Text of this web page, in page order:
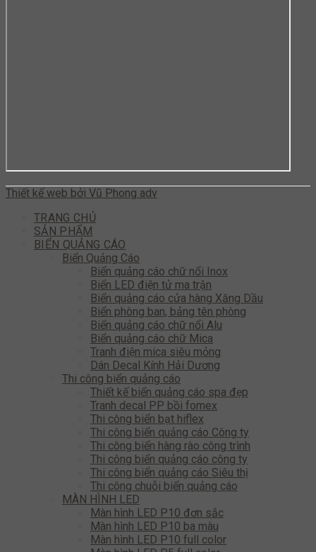
Thiết kế web bởi Vũ Phong adv
TRANG CHỦ
SẢN PHẨM
BIỂN QUẢNG CÁO
Biển Quảng Cáo
Biển quảng cáo chữ nổi Inox
Biển LED điện tử ma trận
Biển quảng cáo cửa hàng Xăng Dầu
Biển phòng ban, bảng tên phòng
Biển quảng cáo chữ nổi Alu
Biển quảng cáo chữ Mica
Tranh điện mica siêu mỏng
Dán Decal Kính Hải Dương
Thi công biển quảng cáo
Thiết kế biển quảng cáo spa đẹp
Tranh decal PP bồi fomex
Thi công biển bạt hiflex
Thi công biển quảng cáo Công ty
Thi công biển hàng rào công trình
Thi công biển quảng cáo công ty
Thi công biển quảng cáo Siêu thị
Thi công chuỗi biển quảng cáo
MÀN HÌNH LED
Màn hình LED P10 đơn sắc
Màn hình LED P10 ba màu
Màn hình LED P10 full color